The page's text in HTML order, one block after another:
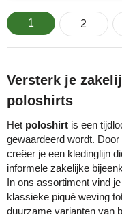
1 2
Versterk je
poloshirts
Het poloshirtis een
gewaardeerd wordt.
creëer je een kledinglijn
informele zakelijke
In ons assortiment vind
klassieke piqué weving
duurzame varianten van